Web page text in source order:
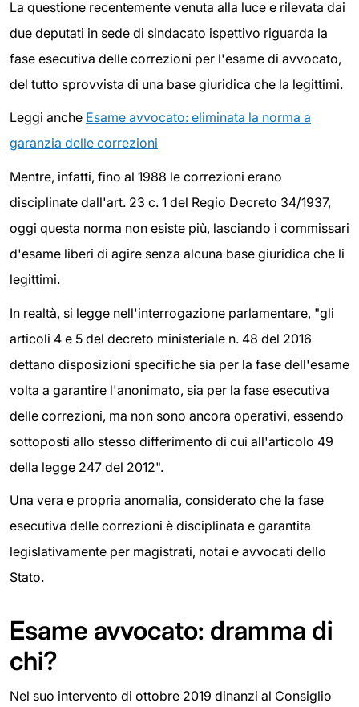
La questione recentemente venuta alla luce e rilevata dai
due deputati in sede di sindacato ispettivo riguarda la
fase esecutiva delle correzioni per l'esame di avvocato,
del tutto sprovvista di una base giuridica che la legittimi.
Leggi anche Esame avvocato: eliminata la norma a
garanzia delle correzioni
Mentre, infatti, fino al 1988 le correzioni erano
disciplinate dall'art. 23 c. 1 del Regio Decreto 34/1937,
oggi questa norma non esiste più, lasciando i commissari
d'esame liberi di agire senza alcuna base giuridica che li
legittimi.
In realtà, si legge nell'interrogazione parlamentare, "gli
articoli 4 e 5 del decreto ministeriale n. 48 del 2016
dettano disposizioni specifiche sia per la fase dell'esame
volta a garantire l'anonimato, sia per la fase esecutiva
delle correzioni, ma non sono ancora operativi, essendo
sottoposti allo stesso differimento di cui all'articolo 49
della legge 247 del 2012".
Una vera e propria anomalia, considerato che la fase
esecutiva delle correzioni è disciplinata e garantita
legislativamente per magistrati, notai e avvocati dello
Stato.
Esame avvocato: dramma di
chi?
Nel suo intervento di ottobre 2019 dinanzi al Consiglio